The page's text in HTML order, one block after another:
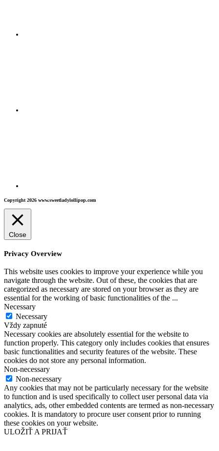
Copyright 2026 www.sweetladylollipop.com
Close
Privacy Overview
This website uses cookies to improve your experience while you
navigate through the website. Out of these, the cookies that are
categorized as necessary are stored on your browser as they are
essential for the working of basic functionalities of the ...
Necessary
Necessary
Vždy zapnuté
Necessary cookies are absolutely essential for the website to
function properly. This category only includes cookies that ensures
basic functionalities and security features of the website. These
cookies do not store any personal information.
Non-necessary
Non-necessary
Any cookies that may not be particularly necessary for the website
to function and is used specifically to collect user personal data via
analytics, ads, other embedded contents are termed as non-necessary
cookies. It is mandatory to procure user consent prior to running
these cookies on your website.
ULOŽIŤ A PRIJAŤ